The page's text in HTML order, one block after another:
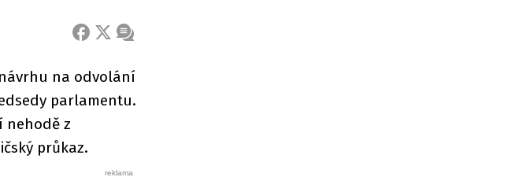
FACEBOOK
X ZPRÁVA
na odvolání
parlamentu.
nehodě z
průkaz.